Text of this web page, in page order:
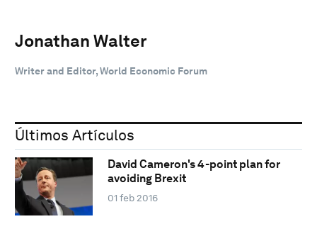
Jonathan Walter
Writer and Editor, World Economic Forum
Últimos Artículos
David Cameron's 4-point plan for
avoiding Brexit
01 feb 2016